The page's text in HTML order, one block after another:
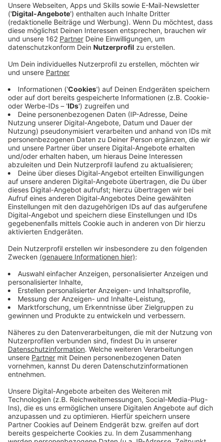
Veröffentlicht:Dienstag, 28.01.2025 06:45
Anzeige
Nach einer Heuballen-Brand-Serie in Duisburg stehen
jetzt Feuerwehrleute im Verdacht die Brände gelegt
zu haben. Die vier Tatverdächtigen gehören laut
Polizei zu den Einsatzkräften der Freiwilligen
Feuerwehr in Rheinhausen. Sie sollen die Feuer nach
der Tat selbst mitgelöscht haben. Die
Staatsanwaltschaft hat Haftbefehle erlassen. Alle
vier Tatverdächtigen im Alter zwischen 17 und 41
Jahren sitzen in U-Haft. Jetzt wird ermittelt ob die
Verdächtigen weitere Brände im Stadtgebiet gelegt
haben - darunter etwas ein Feuer in einer Gaststätte.
Anzeige
Hoher Schaden für die Landwirte
Anzeige
Bei den drei Bränden in Friemersheim, Bergheim und
Rheinhausen sind zwischen Ende Dezember und Mitte
Januar insgesamt fast 1200 Stroh- und Heuballen in
Flammen aufgegangen. Es bestand schnell der
Verdacht der Brandstiftung, allein wegen der
zeitlichen Nähe der Fälle. Der Schaden liegt im
sechsstelligen Bereich. Staatsanwaltschaft und
Kriminalpolizei ermitteln jetzt ob sich der Verdacht
gegen die vier Personen bestätigt. Ihre Wohnungen
wurden durchsucht und Beweismittel sichergestellt.
Anzeige